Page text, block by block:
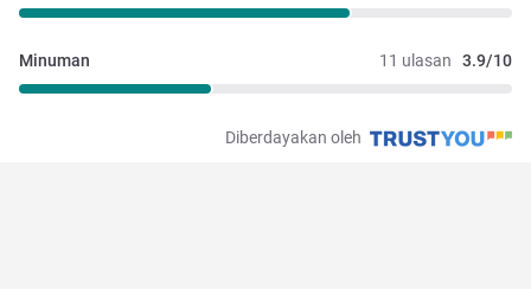
11 ulasan 3.9/10
Minuman
Diberdayakan oleh